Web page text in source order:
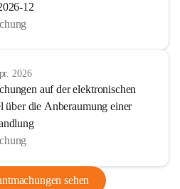
12
2026
auf der elektronischen
über die Anberaumung einer
sehen